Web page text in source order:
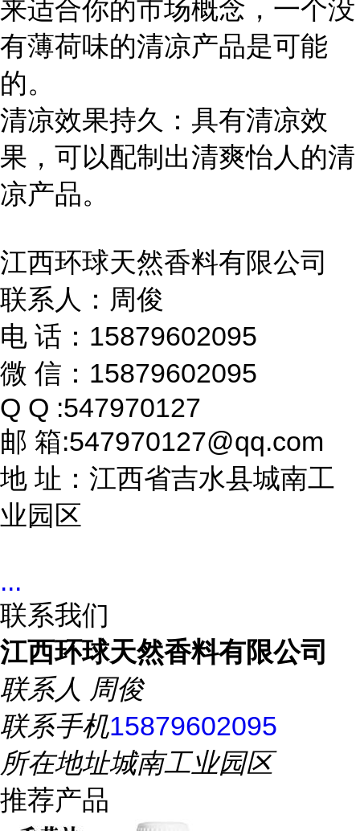
来适合你的市场概念，一个没
有薄荷味的清凉产品是可能
的。
清凉效果持久：具有清凉效
果，可以配制出清爽怡人的清
凉产品。
江西环球天然香料有限公司
联系人：周俊
电 话：15879602095
微 信：15879602095
Q Q :547970127
邮 箱:547970127@qq.com
地 址：江西省吉水县城南工
业园区
...
联系我们
江西环球天然香料有限公司
联系人 周俊
联系手机15879602095
所在地址城南工业园区
推荐产品